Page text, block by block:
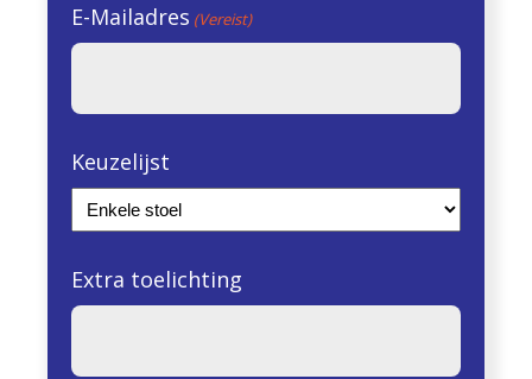
E-Mailadres (Vereist)
Keuzelijst
Extra toelichting